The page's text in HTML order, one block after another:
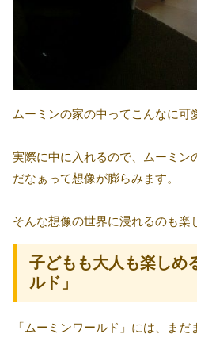
ムーミンの家の中ってこんなに可
実際に中に入れるので、ムーミン
だなぁって想像が膨らみます。
そんな想像の世界に浸れるのも楽
子どもも大人も楽しめ
ルド」
「ムーミンワールド」には、ま